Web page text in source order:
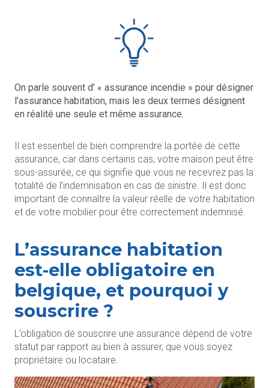
On parle souvent d’ « assurance incendie » pour désigner
l’assurance habitation, mais les deux termes désignent
en réalité une seule et même assurance.
Il est essentiel de bien comprendre la portée de cette
assurance, car dans certains cas, votre maison peut être
sous-assurée, ce qui signifie que vous ne recevrez pas la
totalité de l’indemnisation en cas de sinistre. Il est donc
important de connaître la valeur réelle de votre habitation
et de votre mobilier pour être correctement indemnisé.
L’assurance habitation
est-elle obligatoire en
belgique, et pourquoi y
souscrire ?
L’obligation de souscrire une assurance dépend de votre
statut par rapport au bien à assurer, que vous soyez
propriétaire ou locataire.